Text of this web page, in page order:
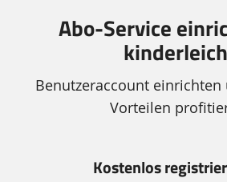
Abo-Service
Benutzeraccount einrichten
Vorteilen
Kostenlos